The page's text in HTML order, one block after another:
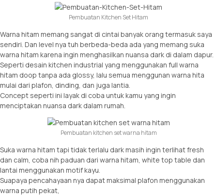
Pembuatan Kitchen Set Hitam
Warna hitam memang sangat di cintai banyak orang termasuk saya
sendiri. Dan level nya tuh berbeda-beda ada yang memang suka
warna hitam karena ingin menghasilkan nuansa dark di dalam dapur.
Seperti desain kitchen industrial yang menggunakan full warna
hitam doop tanpa ada glossy, lalu semua menggunan warna hita
mulai dari plafon, dinding, dan juga lantia.
Concept seperti ini layak di coba untuk kamu yang ingin
menciptakan nuansa dark dalam rumah.
Pembuatan kitchen set warna hitam
Suka warna hitam tapi tidak terlalu dark masih ingin terlihat fresh
dan calm, coba nih paduan dari warna hitam, white top table dan
lantai menggunakan motif kayu.
Suapaya pencahayaan nya dapat maksimal plafon menggunakan
warna putih pekat,